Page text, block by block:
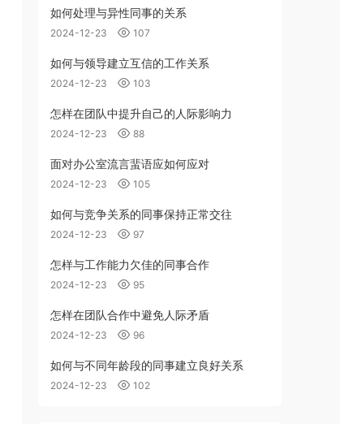
如何处理与异性同事的关系
2024-12-23 107
如何与领导建立互信的工作关系
2024-12-23 103
怎样在团队中提升自己的人际影响力
2024-12-23 88
面对办公室流言蜚语应如何应对
2024-12-23 105
如何与竞争关系的同事保持正常交往
2024-12-23 97
怎样与工作能力欠佳的同事合作
2024-12-23 95
怎样在团队合作中避免人际矛盾
2024-12-23 96
如何与不同年龄段的同事建立良好关系
2024-12-23 102